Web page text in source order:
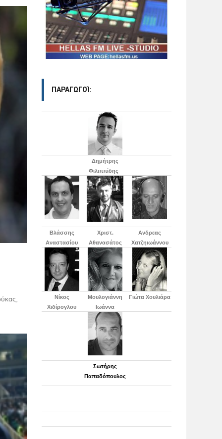
ΠΑΡΑΓΩΓΟΊ:
Δημήτρης
Φιλιππίδης
Βλάσσης
Αναστασίου
Χριστ.
Αθανασάτος
Ανδρεας
Χατζηιωάννου
Νίκος
Χιδίρογλου
Μουλογιάννη
Ιωάννα
Γιώτα Χουλιάρα
Σωτήρης
Παπαδόπουλος